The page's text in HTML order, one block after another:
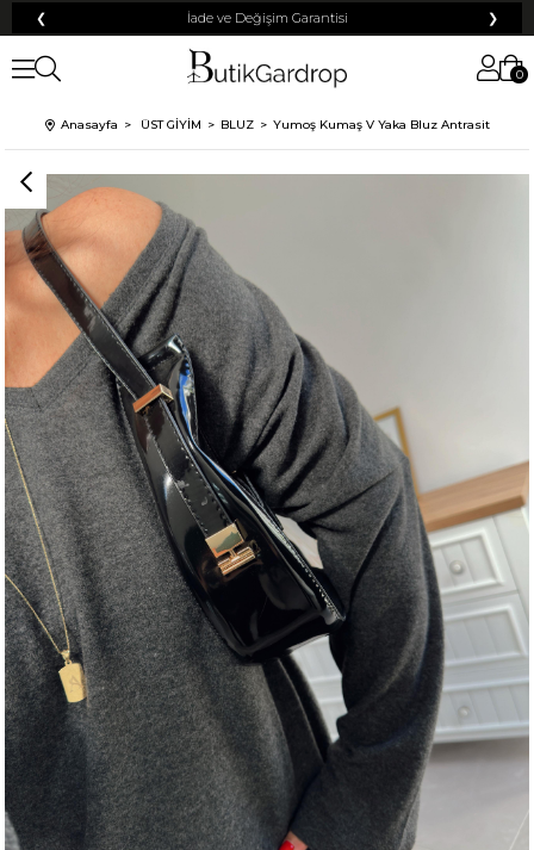
❮ Tüm Kredi Kartlarına +12 Taksit İmkanı! ❯
0
Anasayfa ÜST GİYİM BLUZ Yumoş Kumaş V Yaka Bluz Antrasit